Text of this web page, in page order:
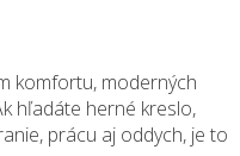
komfortu, moderných
hľadáte herné kreslo,
prácu aj oddych, je to